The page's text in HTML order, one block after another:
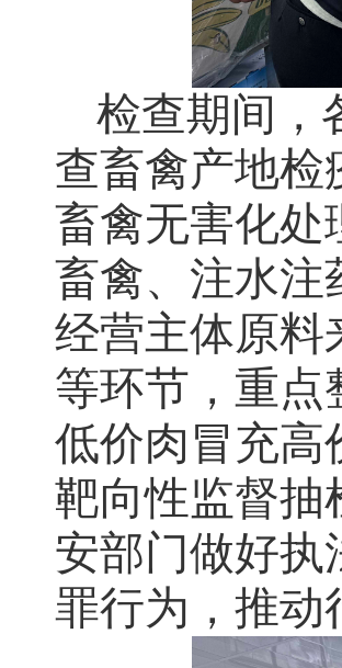
检查期间，
查畜禽产地检
畜禽无害化处
畜禽、注水注
经营主体原料
等环节，重点
低价肉冒充高
靶向性监督抽
安部门做好执
罪行为，推动